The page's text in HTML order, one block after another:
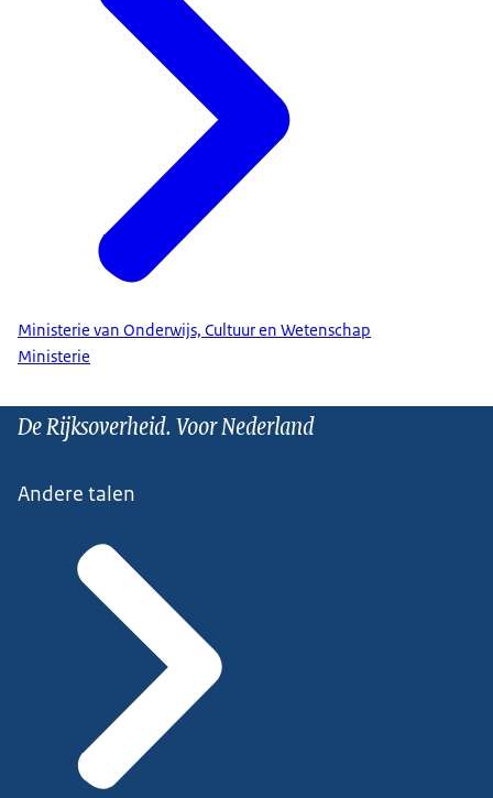
Ministerie van Onderwijs, Cultuur en Wetenschap
Ministerie
De Rijksoverheid. Voor Nederland
Andere talen